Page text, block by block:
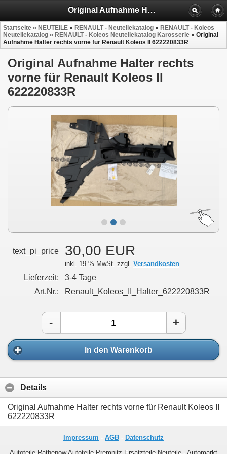
Original Aufnahme Halter re vorne Koleos II 622220833R
Startseite » NEUTEILE » RENAULT - Neuteilekatalog » RENAULT - Koleos
Neuteilekatalog » RENAULT - Koleos Neuteilekatalog Karosserie » Original
Aufnahme Halter rechts vorne für Renault Koleos II 622220833R
Original Aufnahme Halter rechts
vorne für Renault Koleos II
622220833R
text_pi_price 30,00 EUR
inkl. 19 % MwSt. zzgl. Versandkosten
Lieferzeit:
3-4 Tage
Art.Nr.:
Renault_Koleos_II_Halter_622220833R
- +
In den Warenkorb
Details
Original Aufnahme Halter rechts vorne für Renault Koleos II
622220833R
Impressum - AGB - Datenschutz